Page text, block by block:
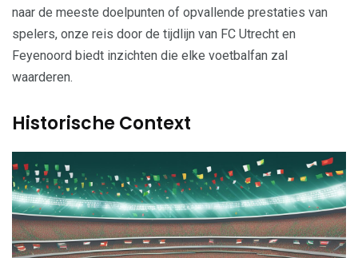
naar de meeste doelpunten of opvallende prestaties van
spelers, onze reis door de tijdlijn van FC Utrecht en
Feyenoord biedt inzichten die elke voetbalfan zal
waarderen.
Historische Context